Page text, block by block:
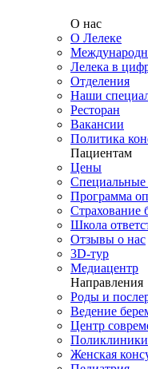
О нас
О Лелеке
Лелека в
Отделения
Наши
Ресторан
Вакансии
Политика
Пациентам
Цены
Программа
Страхование
Школа
Отзывы о нас
3D-тур
Медиацентр
Направления
Роды и
Ведение
Центр
Поликлиники
Женская